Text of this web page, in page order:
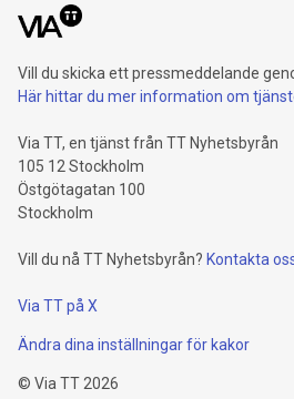
Vill du skicka ett pressmeddelande
Här hittar du mer information om
Via TT, en tjänst från TT Nyhetsbyrån
105 12 Stockholm
Östgötagatan 100
Stockholm
Vill du nå TT Nyhetsbyrån? Kontakta
Via TT på X
Ändra dina inställningar för kakor
© Via TT 2026